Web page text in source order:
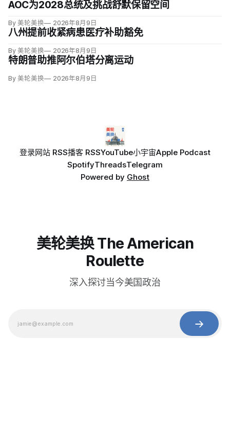
AOC为2028总统及挑战舒默保留空间
By 美轮美换 2026年8月9日
八州提前收紧病患医疗补助豁免
By 美轮美换 2026年8月9日
特朗普助推阿尔伯塔分离运动
By 美轮美换 2026年8月9日
登录网站 RSS播客 RSSYouTube小宇宙Apple Podcast
SpotifyThreadsTelegram
Powered by Ghost
美轮美换 The American
Roulette
深入探讨当今美国政治